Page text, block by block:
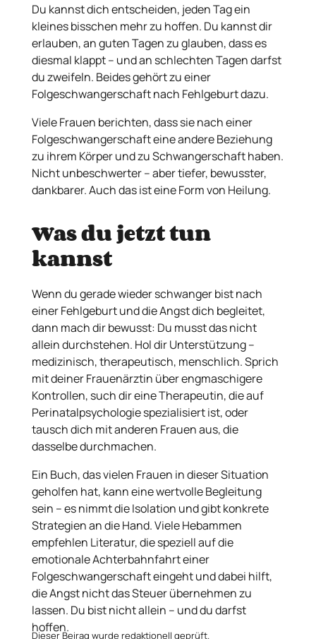
Du kannst dich entscheiden, jeden Tag ein
kleines bisschen mehr zu hoffen. Du kannst dir
erlauben, an guten Tagen zu glauben, dass es
diesmal klappt – und an schlechten Tagen darfst
du zweifeln. Beides gehört zu einer
Folgeschwangerschaft nach Fehlgeburt dazu.
Viele Frauen berichten, dass sie nach einer
Folgeschwangerschaft eine andere Beziehung
zu ihrem Körper und zu Schwangerschaft haben.
Nicht unbeschwerter – aber tiefer, bewusster,
dankbarer. Auch das ist eine Form von Heilung.
Was du jetzt tun
kannst
Wenn du gerade wieder schwanger bist nach
einer Fehlgeburt und die Angst dich begleitet,
dann mach dir bewusst: Du musst das nicht
allein durchstehen. Hol dir Unterstützung –
medizinisch, therapeutisch, menschlich. Sprich
mit deiner Frauenärztin über engmaschigere
Kontrollen, such dir eine Therapeutin, die auf
Perinatalpsychologie spezialisiert ist, oder
tausch dich mit anderen Frauen aus, die
dasselbe durchmachen.
Ein Buch, das vielen Frauen in dieser Situation
geholfen hat, kann eine wertvolle Begleitung
sein – es nimmt die Isolation und gibt konkrete
Strategien an die Hand. Viele Hebammen
empfehlen Literatur, die speziell auf die
emotionale Achterbahnfahrt einer
Folgeschwangerschaft eingeht und dabei hilft,
die Angst nicht das Steuer übernehmen zu
lassen. Du bist nicht allein – und du darfst
hoffen.
Dieser Beirag wurde redaktionell geprüft.